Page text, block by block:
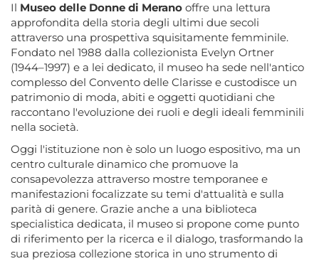
Il Museo delle Donne di Merano offre una lettura
approfondita della storia degli ultimi due secoli
attraverso una prospettiva squisitamente femminile.
Fondato nel 1988 dalla collezionista Evelyn Ortner
(1944–1997) e a lei dedicato, il museo ha sede nell'antico
complesso del Convento delle Clarisse e custodisce un
patrimonio di moda, abiti e oggetti quotidiani che
raccontano l'evoluzione dei ruoli e degli ideali femminili
nella società.
Oggi l'istituzione non è solo un luogo espositivo, ma un
centro culturale dinamico che promuove la
consapevolezza attraverso mostre temporanee e
manifestazioni focalizzate su temi d'attualità e sulla
parità di genere. Grazie anche a una biblioteca
specialistica dedicata, il museo si propone come punto
di riferimento per la ricerca e il dialogo, trasformando la
sua preziosa collezione storica in uno strumento di